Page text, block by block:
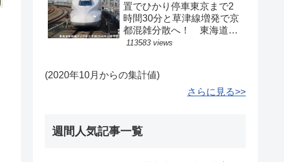
置でひかり停車東京まで2
時間30分と草津線増発で京
都混雑分散へ！ 東海道新
幹線ダイヤ改正予測(2040
113583 views
(2020年10月からの集計値)
さらに見る>>
週間人気記事一覧